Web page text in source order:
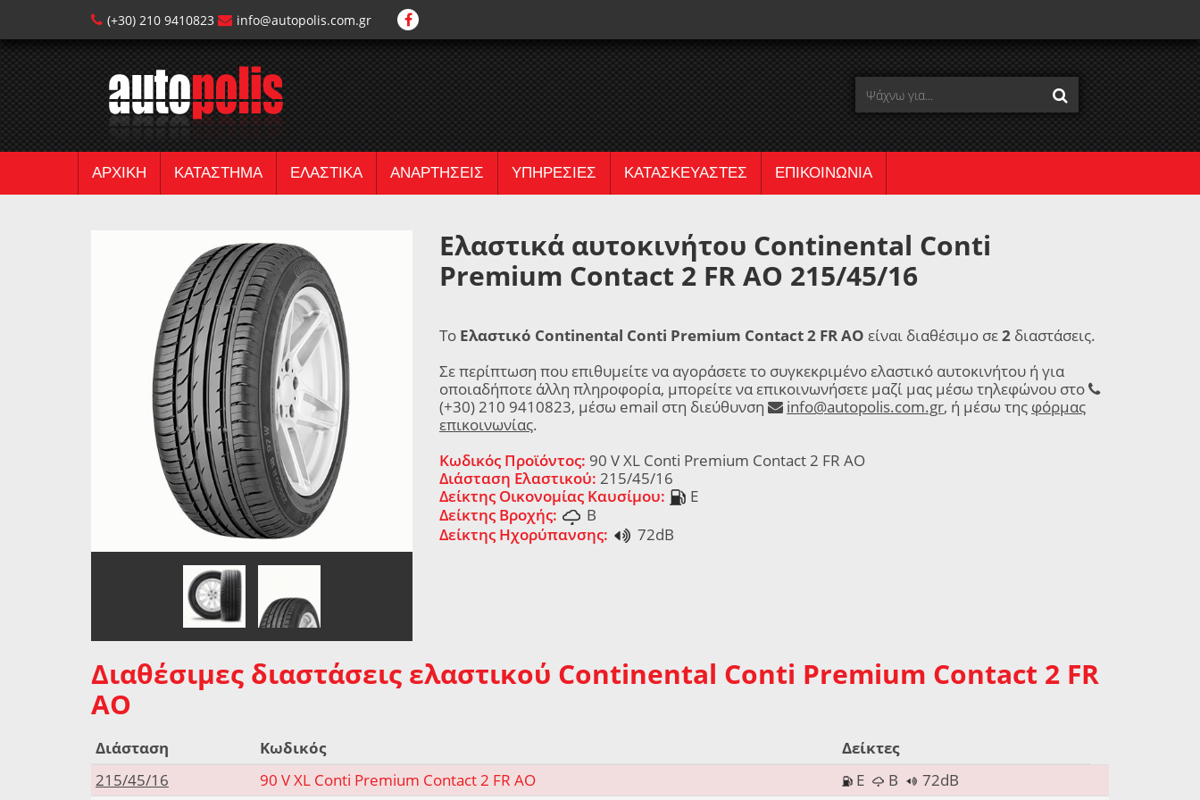
(+30) 210 9410823 info@autopolis.com.gr
ΑΡΧΙΚΗ ΚΑΤΑΣΤΗΜΑ ΕΛΑΣΤΙΚΑ ΑΝΑΡΤΗΣΕΙΣ ΥΠΗΡΕΣΙΕΣ ΚΑΤΑΣΚΕΥΑΣΤΕΣ ΕΠΙΚΟΙΝΩΝΙΑ
Ελαστικά αυτοκινήτου Continental Conti
Premium Contact 2 FR AO 215/45/16
Το Ελαστικό Continental Conti Premium Contact 2 FR AO είναι διαθέσιμο σε2 διαστάσεις.
Σε περίπτωση που επιθυμείτε να αγοράσετε το συγκεκριμένο ελαστικό αυτοκινήτου ή για
οποιαδήποτε άλλη πληροφορία, μπορείτε να επικοινωνήσετε μαζί μας μέσω τηλεφώνου στο
(+30) 210 9410823, μέσω email στη διεύθυνση
info@autopolis.com.gr, ή μέσω της φόρμας
επικοινωνίας.
Κωδικός Προϊόντος: 90 V XL Conti Premium Contact 2 FR AO
Διάσταση Ελαστικού: 215/45/16
Δείκτης Οικονομίας Καυσίμου:
E
Δείκτης Βροχής:
B
Δείκτης Ηχορύπανσης:
72dB
Διαθέσιμες διαστάσεις ελαστικού Continental Conti Premium Contact 2 FR
AO
Διάσταση Κωδικός
Δείκτες
215/45/16
90 V XL Conti Premium Contact 2 FR AO E B 72dB